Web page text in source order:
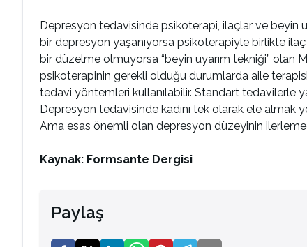
Depresyon tedavisinde psikoterapi, ilaçlar ve beyin
bir depresyon yaşanıyorsa psikoterapiyle birlikte
bir düzelme olmuyorsa “beyin uyarım tekniği” olan
psikoterapinin gerekli olduğu durumlarda aile
tedavi yöntemleri kullanılabilir. Standart tedavilerle
Depresyon tedavisinde kadını tek olarak ele
Ama esas önemli olan depresyon düzeyinin
Kaynak: Formsante Dergisi
Paylaş